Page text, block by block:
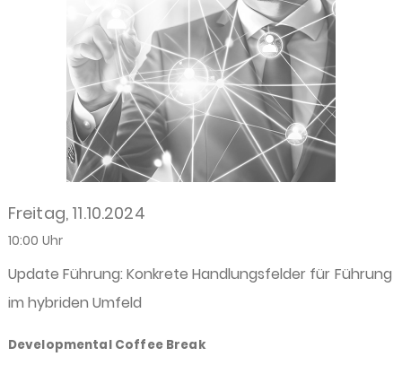
Freitag, 11.10.2024
10:00 Uhr
Update Führung: Konkrete Handlungsfelder für Führung
im hybriden Umfeld
Developmental Coffee Break